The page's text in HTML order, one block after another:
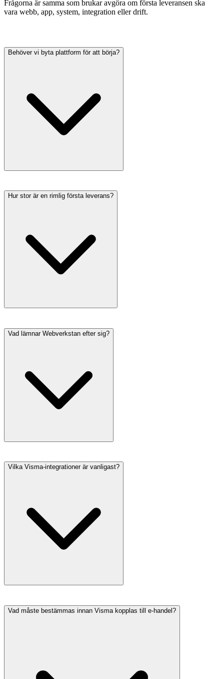
Frågorna är samma som brukar avgöra om första leveransen ska
vara webb, app, system, integration eller drift.
Behöver vi byta plattform för att börja?
Hur stor är en rimlig första leverans?
Vad lämnar Webverkstan efter sig?
Vilka Visma-integrationer är vanligast?
Vad måste bestämmas innan Visma kopplas till e-handel?